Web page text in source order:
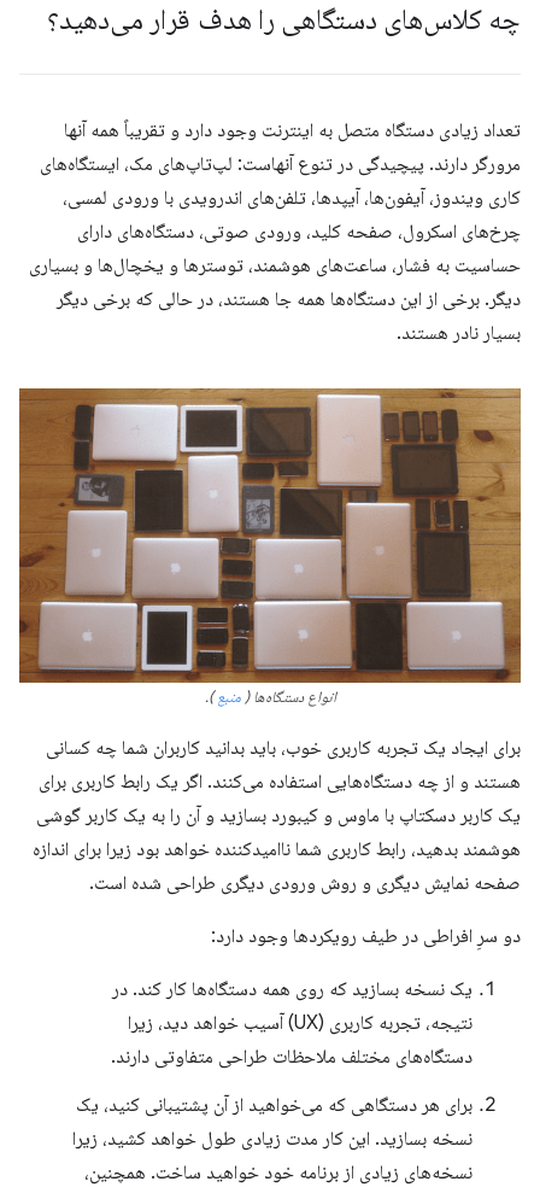
چه کلاس‌های دستگاهی را هدف قرار می‌دهید؟
تعداد زیادی دستگاه متصل به اینترنت وجود دارد و تقریباً همه آنها
مرورگر دارند. پیچیدگی در تنوع آنهاست: لپ‌تاپ‌های مک، ایستگاه‌های
کاری ویندوز، آیفون‌ها، آیپدها، تلفن‌های اندرویدی با ورودی لمسی،
چرخ‌های اسکرول، صفحه کلید، ورودی صوتی، دستگاه‌های دارای
حساسیت به فشار، ساعت‌های هوشمند، توسترها و یخچال‌ها و بسیاری
دیگر. برخی از این دستگاه‌ها همه جا هستند، در حالی که برخی دیگر
بسیار نادر هستند.
انواع دستگاه‌ها (منبع).
برای ایجاد یک تجربه کاربری خوب، باید بدانید کاربران شما چه کسانی
هستند و از چه دستگاه‌هایی استفاده می‌کنند. اگر یک رابط کاربری برای
یک کاربر دسکتاپ با ماوس و کیبورد بسازید و آن را به یک کاربر گوشی
هوشمند بدهید، رابط کاربری شما ناامیدکننده خواهد بود زیرا برای اندازه
صفحه نمایش دیگری و روش ورودی دیگری طراحی شده است.
دو سرِ افراطی در طیف رویکردها وجود دارد:
یک نسخه بسازید که روی همه دستگاه‌ها کار کند. در
نتیجه، تجربه کاربری (UX) آسیب خواهد دید، زیرا
دستگاه‌های مختلف ملاحظات طراحی متفاوتی دارند.
برای هر دستگاهی که می‌خواهید از آن پشتیبانی کنید، یک
نسخه بسازید. این کار مدت زیادی طول خواهد کشید، زیرا
نسخه‌های زیادی از برنامه خود خواهید ساخت. همچنین،